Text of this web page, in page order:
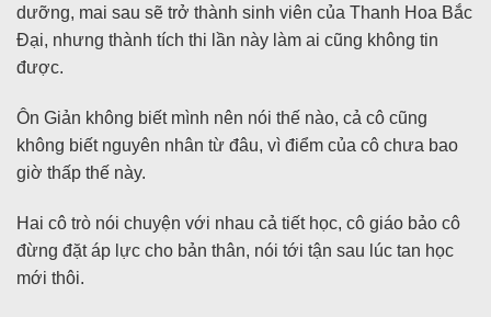
dưỡng, mai sau sẽ trở thành sinh viên của Thanh Hoa Bắc
Đại, nhưng thành tích thi lần này làm ai cũng không tin
được.
Ôn Giản không biết mình nên nói thế nào, cả cô cũng
không biết nguyên nhân từ đâu, vì điểm của cô chưa bao
giờ thấp thế này.
Hai cô trò nói chuyện với nhau cả tiết học, cô giáo bảo cô
đừng đặt áp lực cho bản thân, nói tới tận sau lúc tan học
mới thôi.